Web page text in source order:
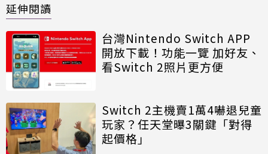
延伸閱讀
台灣Nintendo Switch APP
開放下載！功能一覽 加好友、
看Switch 2照片更方便
Switch 2主機賣1萬4嚇退兒童
玩家？任天堂曝3關鍵「對得
起價格」